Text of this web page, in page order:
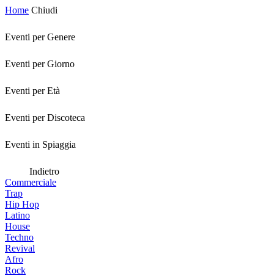
Home Chiudi
Eventi per Genere
Eventi per Giorno
Eventi per Età
Eventi per Discoteca
Eventi in Spiaggia
Indietro
Commerciale
Trap
Hip Hop
Latino
House
Techno
Revival
Afro
Rock